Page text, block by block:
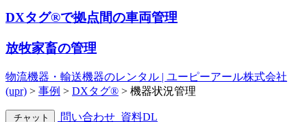
DXタグ®で拠点間の車両管理
放牧家畜の管理
物流機器・輸送機器のレンタル | ユーピーアール株式会社
(upr) > 事例 > DXタグ® > 機器状況管理
チャット 問い合わせ 資料DL